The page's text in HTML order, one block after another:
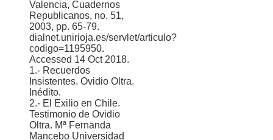
Valencia, Cuadernos
Republicanos, no. 51,
2003, pp. 65-79.
dialnet.unirioja.es/servlet/articulo?
codigo=1195950.
Accessed 14 Oct 2018.
1.- Recuerdos
Insistentes. Ovidio Oltra.
Inédito.
2.- El Exilio en Chile.
Testimonio de Ovidio
Oltra. Mª Fernanda
Mancebo Universidad